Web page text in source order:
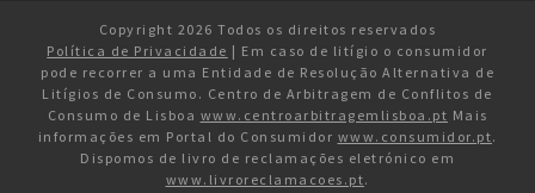
Copyright 2026 Todos os direitos reservados
Política de Privacidade | Em caso de litígio o consumidor
pode recorrer a uma Entidade de Resolução Alternativa de
Litígios de Consumo. Centro de Arbitragem de Conflitos de
Consumo de Lisboa www.centroarbitragemlisboa.pt Mais
informações em Portal do Consumidor www.consumidor.pt.
Dispomos de livro de reclamações eletrónico em
www.livroreclamacoes.pt.